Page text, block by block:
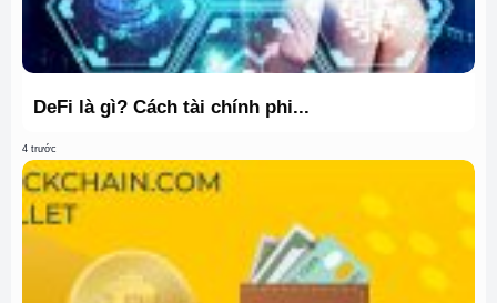
DeFi là gì? Cách tài chính phi...
4 trước